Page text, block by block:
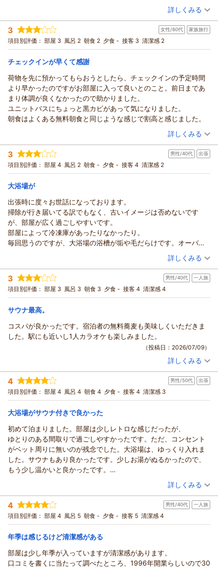
（投稿日：2026/07/22）
宿泊時期： 2026年07月宿泊 (夫婦旅行)
投稿者： HHさん(男性/70代)
宿泊プラン： ＜朝食付＞【連泊割引】２泊以上でお得なプラン♪♪
朝のみ
宿泊価格帯： 10,001～11,000円(大人一人あたり/税込)
詳しくみる
3 女性/60代 家族旅行
項目別評価： 部屋 3 風呂 2 朝食 2 夕食 - 接客 3 清潔感 2
チェックインが早くて感謝
荷物を先に預かってもらおうとしたら、チェックインの予定時間
より早かったのですがお部屋に入って良いとのこと。前日まであ
まり体調が良くなかったので助かりました。
ユニットバスにちょっと黒カビがあって気になりました。
朝食はよくある無料朝食と同じような感じで割高と感じました。
（投稿日：2026/07/19）
宿泊時期： 2026年06月宿泊 (家族旅行)
投稿者： さゆみんさん
宿泊プラン： ＜朝食付＞早割♪早得☆14日前までのお申込み限定☆
朝のみ
宿泊価格帯：
詳しくみる
3 男性/40代 出張
項目別評価： 部屋 4 風呂 2 朝食 - 夕食 - 接客 4 清潔感 2
大浴場が
出張時に度々お世話になっております。
掃除が行き届いてる訳でもなく、古いイメージは否めないです
が、部屋が広く過ごしやすいです。
部屋によって冷凍庫があったりなかったり。
毎回思うのですが、大浴場の浴槽が垢や毛だらけです。オーバー
フローしてないため、大量に漂ってます。A型のせいか毎回桶で掬
サウナ、水風呂もあって大変満足してますが、浴槽の表面は何と
かして欲しいです。
（投稿日：2026/07/17）
宿泊時期： 2026年07月宿泊 (出張)
投稿者： アイロンさん
宿泊プラン： ＜素泊まり＞早割♪早得☆30日前までのお申込み限定☆
シングル 食事なし
宿泊価格帯：
詳しくみる
3 男性/40代 一人旅
項目別評価： 部屋 3 風呂 3 朝食 3 夕食 - 接客 4 清潔感 4
サウナ最高。
コスパが良かったです。宿泊者の無料蕎麦も美味しくいただきま
した。駅にも近いし1人カラオケも楽しみました。
（投稿日：2026/07/09）
投稿者： 昌吉屋さん(男性/40代)
宿泊プラン： ＜朝食付＞☆スタンダードプラン☆ 男女別大浴場・サウナ・コ
インランドリー完備！蔵BARも!!
シングル 朝のみ
宿泊価格帯： 9,001～10,000円(大人一人あたり/税込)
詳しくみる
4 男性/50代 出張
項目別評価： 部屋 4 風呂 4 朝食 4 夕食 - 接客 4 清潔感 3
大浴場がサウナ付きで良かった
初めて泊まりました。部屋は少しレトロな感じだったが、
ゆとりのある間取りで過ごしやすかったです。ただ、コンセント
がベット周りに無いのが残念でした。大浴場は、ゆっくり入れま
した。サウナもあり良かったです。少しお湯がぬるかったので、
もう少し温かいと良かったです。
朝食や宿泊サービスも充実してたので、次回も泊まりたいと思い
（投稿日：2026/07/05）
宿泊時期： 2026年07月宿泊 (出張)
投稿者： SHUさん
宿泊プラン： ＜朝食付＞☆スタンダードプラン☆ 男女別大浴場・サウナ・コ
インランドリー完備！蔵BARも!!
シングル 朝のみ
宿泊価格帯： 11,001～12,000円(大人一人あたり/税込)
詳しくみる
4 男性/40代 一人旅
項目別評価： 部屋 4 風呂 5 朝食 - 夕食 - 接客 5 清潔感 4
年季は感じるけど清潔感がある
部屋は少し年季が入っていますが清潔感があります。
口コミを書くに当たって調べたところ、1996年開業らしいので30